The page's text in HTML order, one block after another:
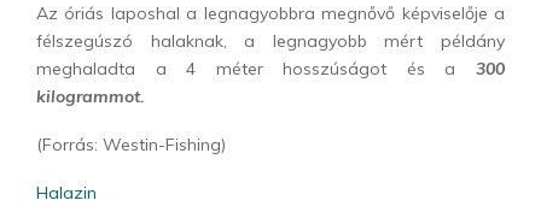
Az óriás laposhal a legnagyobbra megnővő képviselője a
félszegúszó halaknak, a legnagyobb mért példány
meghaladta a 4 méter hosszúságot és a 300
kilogrammot.
(Forrás: Westin-Fishing)
Halazin